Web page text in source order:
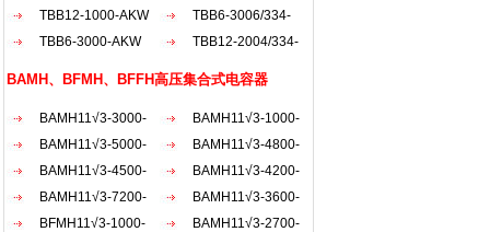
TBB12-1000-AKW
TBB6-3006/334-
AKW
TBB6-3000-AKW
TBB12-2004/334-
AKW
BAMH、BFMH、BFFH高压集合式电容器
BAMH11√3-3000-
1×3W
BAMH11√3-1000-
1×3W
BAMH11√3-5000-
1×3W
BAMH11√3-4800-
1×3W
BAMH11√3-4500-
1×3W
BAMH11√3-4200-
1×3W
BAMH11√3-7200-
1×3W
BAMH11√3-3600-
1×3W
BFMH11√3-1000-
BAMH11√3-2700-